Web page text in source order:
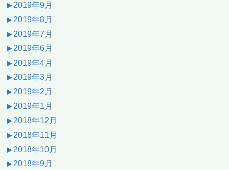
2019年9月
2019年8月
2019年7月
2019年6月
2019年4月
2019年3月
2019年2月
2019年1月
2018年12月
2018年11月
2018年10月
2018年9月